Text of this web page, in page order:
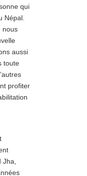
qui
Népal.
nous
aussi
toute
profiter